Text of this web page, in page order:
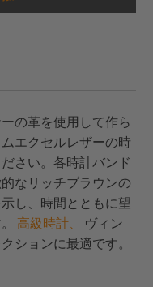
の革を使用して作ら
エクセルレザーの時
さい。各時計バンド
なリッチブラウンの
し、時間とともに望
高級時計、
ヴィン
ションに最適です。